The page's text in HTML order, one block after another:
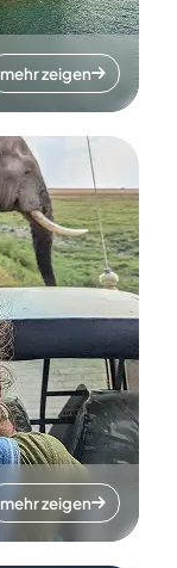
mehr zeigen
mehr zeigen